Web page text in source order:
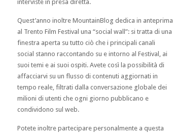
interviste in presa diretta.
Quest’anno inoltre MountainBlog dedica in anteprima
al Trento Film Festival una “social wall”: si tratta di una
finestra aperta su tutto ciò che i principali canali
social stanno raccontando su e intorno al Festival, ai
suoi temi e ai suoi ospiti. Avete così la possibilità di
affacciarvi su un flusso di contenuti aggiornati in
tempo reale, filtrati dalla conversazione globale dei
milioni di utenti che ogni giorno pubblicano e
condividono sul web.
Potete inoltre partecipare personalmente a questa